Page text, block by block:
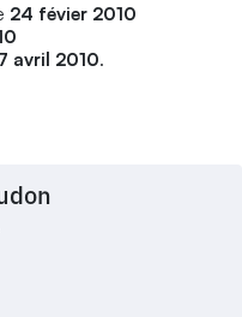
24 févier 2010
avril 2010.